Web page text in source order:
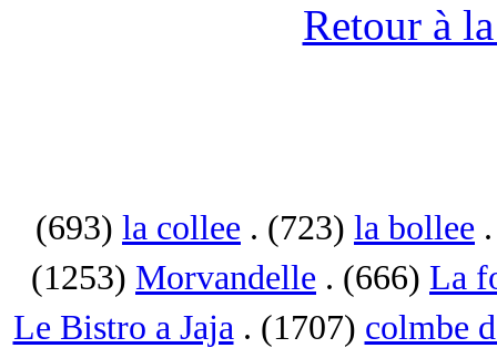
Retour à
(693) la collee . (723) la bollee
(1253) Morvandelle . (666) La
Le Bistro a Jaja. (1707) colmbe